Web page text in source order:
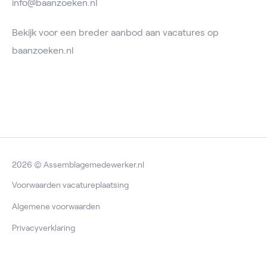
info@baanzoeken.nl
Bekijk voor een breder aanbod aan vacatures op
baanzoeken.nl
2026 © Assemblagemedewerker.nl
Voorwaarden vacatureplaatsing
Algemene voorwaarden
Privacyverklaring